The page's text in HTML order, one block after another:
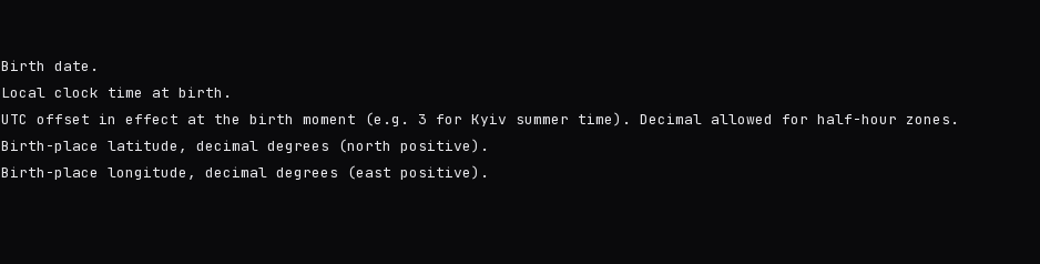
Birth date.
Local clock time at birth.
UTC offset in effect at the birth moment (e.g. 3 for Kyiv summer time). Decimal allowed for half-hour zones.
Birth-place latitude, decimal degrees (north positive).
Birth-place longitude, decimal degrees (east positive).